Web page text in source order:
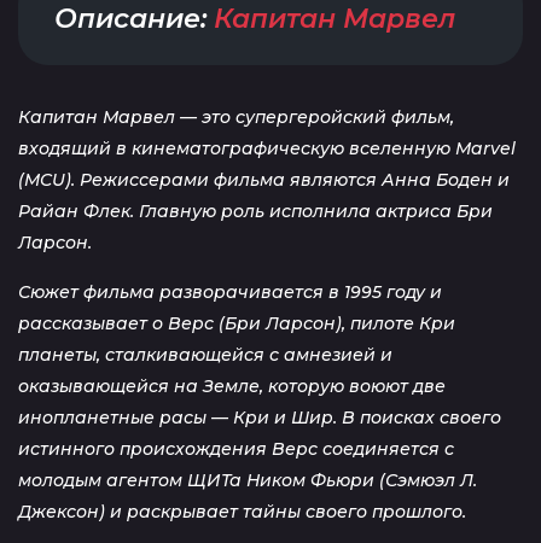
Описание: Капитан Марвел
Капитан Марвел — это супергеройский фильм,
входящий в кинематографическую вселенную Marvel
(MCU). Режиссерами фильма являются Анна Боден и
Райан Флек. Главную роль исполнила актриса Бри
Ларсон.
Сюжет фильма разворачивается в 1995 году и
рассказывает о Верс (Бри Ларсон), пилоте Кри
планеты, сталкивающейся с амнезией и
оказывающейся на Земле, которую воюют две
инопланетные расы — Кри и Шир. В поисках своего
истинного происхождения Верс соединяется с
молодым агентом ЩИТа Ником Фьюри (Сэмюэл Л.
Джексон) и раскрывает тайны своего прошлого.